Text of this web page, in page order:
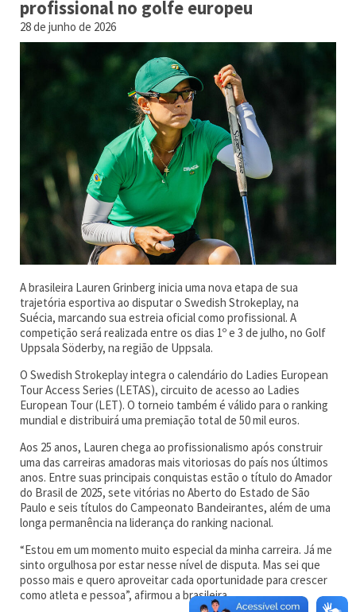
profissional no golfe europeu
28 de junho de 2026
A brasileira Lauren Grinberg inicia uma nova etapa de sua
trajetória esportiva ao disputar o Swedish Strokeplay, na
Suécia, marcando sua estreia oficial como profissional. A
competição será realizada entre os dias 1º e 3 de julho, no Golf
Uppsala Söderby, na região de Uppsala.
O Swedish Strokeplay integra o calendário do Ladies European
Tour Access Series (LETAS), circuito de acesso ao Ladies
European Tour (LET). O torneio também é válido para o ranking
mundial e distribuirá uma premiação total de 50 mil euros.
Aos 25 anos, Lauren chega ao profissionalismo após construir
uma das carreiras amadoras mais vitoriosas do país nos últimos
anos. Entre suas principais conquistas estão o título do Amador
do Brasil de 2025, sete vitórias no Aberto do Estado de São
Paulo e seis títulos do Campeonato Bandeirantes, além de uma
longa permanência na liderança do ranking nacional.
“Estou em um momento muito especial da minha carreira. Já me
sinto orgulhosa por estar nesse nível de disputa. Mas sei que
posso mais e quero aproveitar cada oportunidade para crescer
como atleta e pessoa”, afirmou a brasileira.